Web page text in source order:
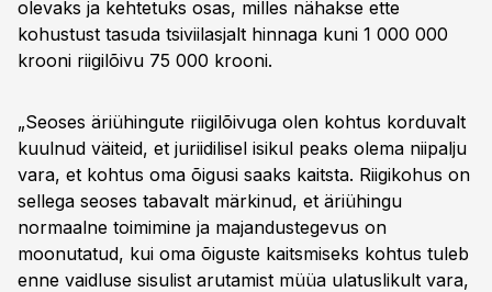
olevaks ja kehtetuks osas, milles nähakse ette
kohustust tasuda tsiviilasjalt hinnaga kuni 1 000 000
krooni riigilõivu 75 000 krooni.
„Seoses äriühingute riigilõivuga olen kohtus korduvalt
kuulnud väiteid, et juriidilisel isikul peaks olema niipalju
vara, et kohtus oma õigusi saaks kaitsta. Riigikohus on
sellega seoses tabavalt märkinud, et äriühingu
normaalne toimimine ja majandustegevus on
moonutatud, kui oma õiguste kaitsmiseks kohtus tuleb
enne vaidluse sisulist arutamist müüa ulatuslikult vara,